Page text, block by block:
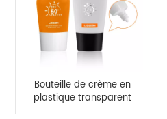
Bouteille de crème en
plastique transparent
de 20 ml et 40 ml pour